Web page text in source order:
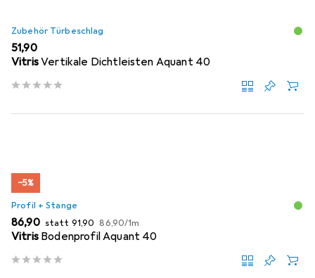
Zubehör Türbeschlag
EUR
51,90
VitrisVertikale Dichtleisten Aquant 40
−5%
Profil + Stange
EUR
86,90 statt EUR
91,90 EUR
86,90/1m
Vitris Bodenprofil Aquant 40